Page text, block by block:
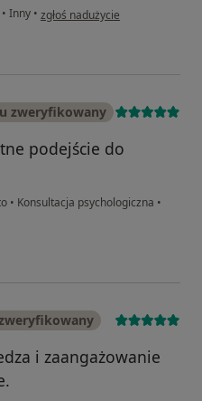
• Inny • w opinii użytkownika Agnieszka
zgłoś nadużycie
zweryfikowany
podejście do
• Konsultacja psychologiczna •
i zaangażowanie